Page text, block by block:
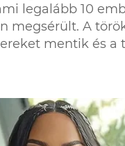
legalább 10
megsérült. A
mentik és